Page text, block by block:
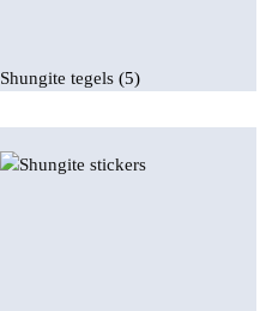
Shungite tegels (5)